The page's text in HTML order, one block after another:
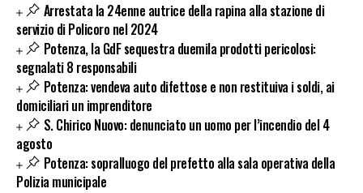
Arrestata la 24enne autrice della rapina alla stazione di
servizio di Policoro nel 2024
Potenza, la GdF sequestra duemila prodotti pericolosi:
segnalati 8 responsabili
Potenza: vendeva auto difettose e non restituiva i soldi, ai
domiciliari un imprenditore
S. Chirico Nuovo: denunciato un uomo per l’incendio del 4
agosto
Potenza: sopralluogo del prefetto alla sala operativa della
Polizia municipale